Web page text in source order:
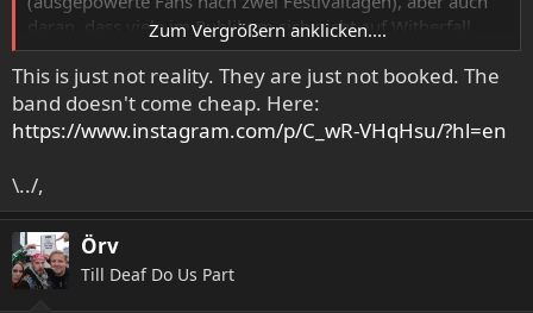
daran, dass viele im Publikum sich nicht auf Witherfall
einlassen wollten. Direkt davor spielten Onslaught, die
einfach mal 70min lang die Haare des Publikums kreisen
ließen.
Label einordnet, Witherfall lassen sich nicht eindeutig
einordnen. Mit dem Prog Metal gemein haben sie, dass
die Musiker ein hohes technisches Niveau haben und um
das auf der Bühne umzusetzen, sich mehr auf die
Instrumente als auf die Show konzentrieren - wirkt für
Zum Vergrößern anklicken....
This is just not reality. They are just not booked. The
band doesn't come cheap. Here:
https://www.instagram.com/p/C_wR-VHqHsu/?hl=en
\../,
Örv
Till Deaf Do Us Part